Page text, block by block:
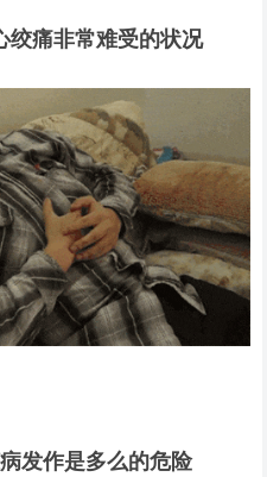
绞痛非常难受的状况
发作是多么的危险